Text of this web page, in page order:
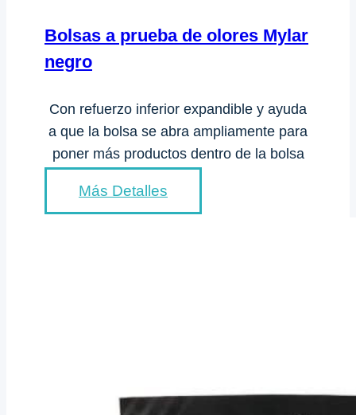
Bolsas a prueba de olores Mylar
negro
Con refuerzo inferior expandible y ayuda
a que la bolsa se abra ampliamente para
poner más productos dentro de la bolsa
Más Detalles